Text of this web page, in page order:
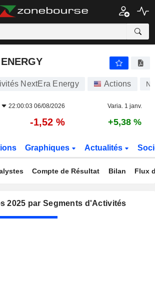
NextEra Energy Actions
22:00:03 06/08/2026 Varia. 1 janv.
-1,52 % +5,38 %
Graphiques Actualités
Compte de Résultat Bilan Flux
2025 par Segments d'Activités